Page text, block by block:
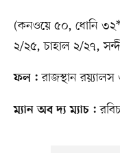
(কনওয়ে ৫০, ধোনি
২/২৫, চাহাল ২/২৭,
ফল : রাজস্থান
ম্যান অব দ্য ম্যাচ :